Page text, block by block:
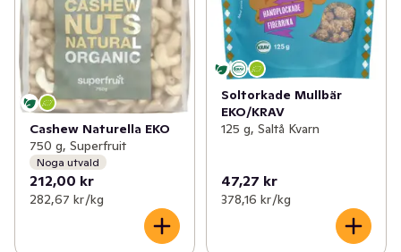
Cashew Naturella EKO
750 g, Superfruit
Noga utvald
212,00 kr
282,67 kr /kg
Soltorkade Mullbär
EKO/KRAV
125 g, Saltå Kvarn
47,27 kr
378,16 kr /kg